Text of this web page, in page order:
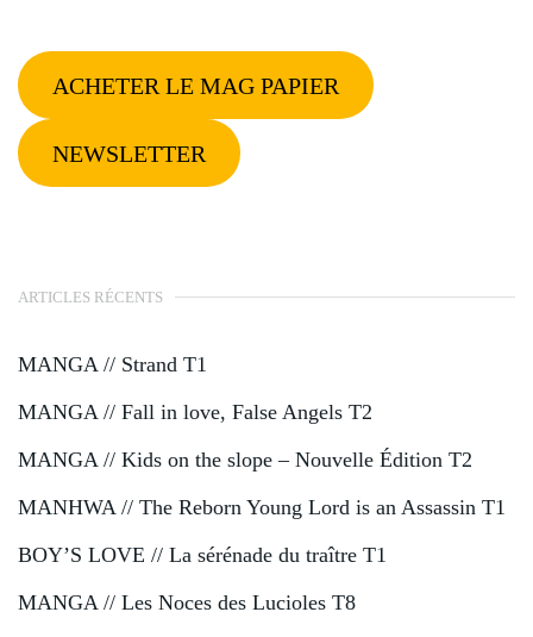
ACHETER LE MAG PAPIER
NEWSLETTER
ARTICLES RÉCENTS
MANGA // Strand T1
MANGA // Fall in love, False Angels T2
MANGA // Kids on the slope – Nouvelle Édition T2
MANHWA // The Reborn Young Lord is an Assassin T1
BOY’S LOVE // La sérénade du traître T1
MANGA // Les Noces des Lucioles T8